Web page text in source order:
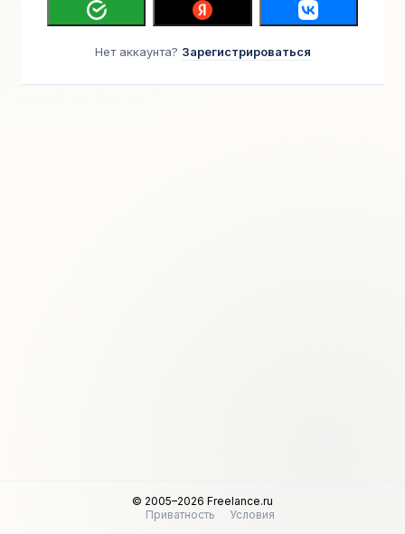
Нет аккаунта? Зарегистрироваться
© 2005–2026 Freelance.ru
Приватность
Условия